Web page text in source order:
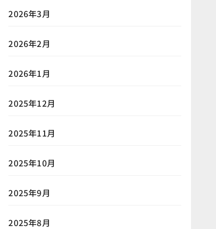
2026年3月
2026年2月
2026年1月
2025年12月
2025年11月
2025年10月
2025年9月
2025年8月